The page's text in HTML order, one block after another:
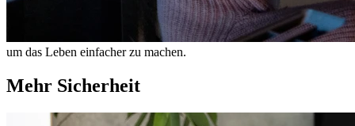
um das Leben einfacher zu machen.
Mehr Sicherheit